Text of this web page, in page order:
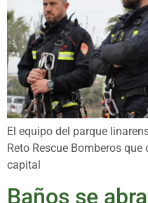
El equipo del parque
Reto Rescue Bomberos
capital
Baños se